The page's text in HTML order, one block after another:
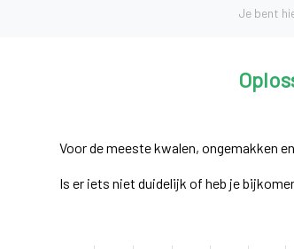
Je bent
Voor de meeste kwalen, ongemakken
Is er iets niet duidelijk of heb je